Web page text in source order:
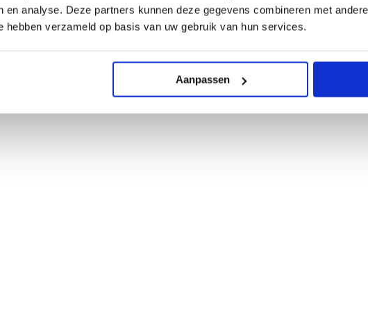
en analyse. Deze partners kunnen deze gegevens combineren met
hebben verzameld op basis van uw gebruik van hun services.
Aanpassen